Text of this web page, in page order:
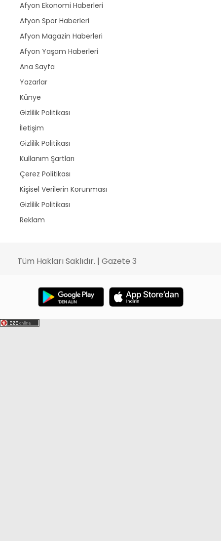
Afyon Ekonomi Haberleri
Afyon Spor Haberleri
Afyon Magazin Haberleri
Afyon Yaşam Haberleri
Ana Sayfa
Yazarlar
Künye
Gizlilik Politikası
İletişim
Gizlilik Politikası
Kullanım Şartları
Çerez Politikası
Kişisel Verilerin Korunması
Gizlilik Politikası
Reklam
Tüm Hakları Saklıdır. | Gazete 3